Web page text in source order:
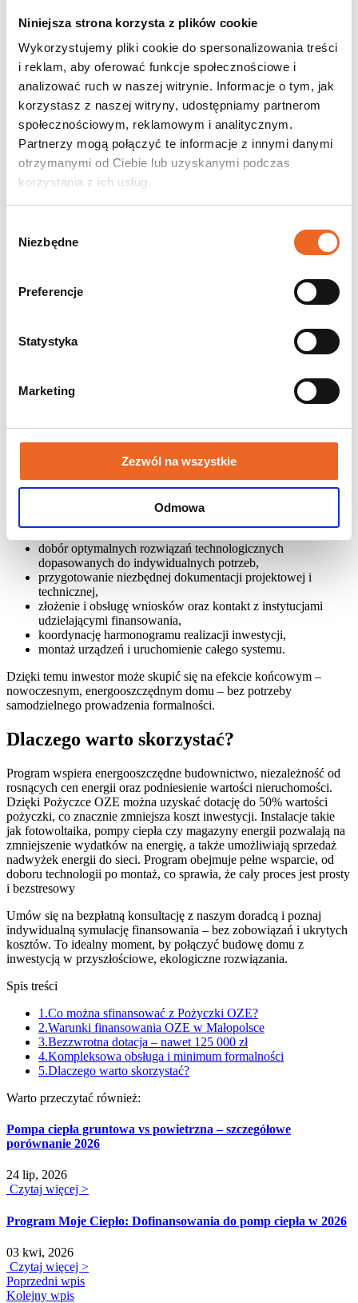
Niniejsza strona korzysta z plików cookie
Wykorzystujemy pliki cookie do spersonalizowania treści
i reklam, aby oferować funkcje społecznościowe i
analizować ruch w naszej witrynie. Informacje o tym, jak
korzystasz z naszej witryny, udostępniamy partnerom
społecznościowym, reklamowym i analitycznym.
Partnerzy mogą połączyć te informacje z innymi danymi
otrzymanymi od Ciebie lub uzyskanymi podczas
korzystania z ich usług.
zgody
Niezbędne
Preferencje
Statystyka
Marketing
Zezwól na wszystkie
Odmowa
Karencja w spłacie
do 12 miesięcy
Zastosowanie karencji pozwala rozpocząć spłatę po upływie nawet
roku od wypłaty środków, co daje czas na realizację inwestycji i
osiągnięcie pierwszych oszczędności.
Bezzwrotna dotacja – nawet 125 000 zł
Jednym z najatrakcyjniejszych elementów programu jest możliwość
umorzenia części kapitału pożyczki. Wysokość umorzenia
uzależniona jest od zakresu inwestycji:
W przypadku realizacji jednego elementu (np. tylko instalacji
fotowoltaicznej), możliwe jest umorzenie 20% kwoty
Jeśli inwestycja obejmuje dwa różne komponenty, np.
fotowoltaikę i pompę ciepła, umorzenie wynosi 30%.
W przypadku trzech elementów (np. instalacja PV, pompa
wartości pożyczki.
umorzone – co realnie zmniejsza koszt inwestycji niemal o połowę.
Zaletą programu jest nie tylko finansowanie, ale również
kompleksowe wsparcie techniczne i formalne ze strony House
dobór optymalnych rozwiązań technologicznych
dopasowanych do indywidualnych potrzeb,
przygotowanie niezbędnej dokumentacji projektowej i
technicznej,
złożenie i obsługę wniosków oraz kontakt z instytucjami
udzielającymi finansowania,
koordynację harmonogramu realizacji inwestycji,
montaż urządzeń i uruchomienie całego systemu.
Dzięki temu inwestor może skupić się na efekcie końcowym –
nowoczesnym, energooszczędnym domu – bez potrzeby
samodzielnego prowadzenia formalności.
Dlaczego warto skorzystać?
Program wspiera energooszczędne budownictwo, niezależność od
rosnących cen energii oraz podniesienie wartości nieruchomości.
Dzięki Pożyczce OZE można uzyskać dotację do 50% wartości
pożyczki, co znacznie zmniejsza koszt inwestycji. Instalacje takie
jak fotowoltaika, pompy ciepła czy magazyny energii pozwalają na
zmniejszenie wydatków na energię, a także umożliwiają sprzedaż
nadwyżek energii do sieci. Program obejmuje pełne wsparcie, od
doboru technologii po montaż, co sprawia, że cały proces jest prosty
i bezstresowy
Umów się na bezpłatną konsultację z naszym doradcą i poznaj
indywidualną symulację finansowania – bez zobowiązań i ukrytych
kosztów. To idealny moment, by połączyć budowę domu z
inwestycją w przyszłościowe, ekologiczne rozwiązania.
Spis treści
1.Co można sfinansować z Pożyczki OZE?
2.Warunki finansowania OZE w Małopolsce
3.Bezzwrotna dotacja – nawet 125 000 zł
4.Kompleksowa obsługa i minimum formalności
5.Dlaczego warto skorzystać?
Warto przeczytać również:
Pompa ciepła gruntowa vs powietrzna – szczegółowe
porównanie 2026
24 lip, 2026
Czytaj więcej >
Program Moje Ciepło: Dofinansowania do pomp ciepła w 2026
03 kwi, 2026
Czytaj więcej >
Poprzedni wpis
Kolejny wpis